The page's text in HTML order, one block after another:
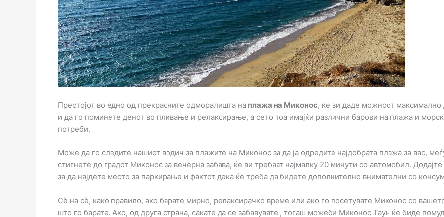
Престојот во едно од прекрасните одморалишта на плажа на Миконос, ќе ви даде можност максимално
и да го поминете денот во пливање и релаксирање, а сето тоа имајќи различни барови на плажа и
потреби.
Може да го следите нашиот водич за плажите на Миконос за да ја одредите најдобрата плажа за вас,
стигнете до градот Миконос за вечерна забава, ќе ви требаат најмалку 20 минути со автомобил.
за да најдете место за паркирање и фактот дека ќе треба да бидете дополнително внимателни со
Сè на сè, како правило, ако барате мирно, релаксирачко време или ако го посетувате Миконос со
што го барате. Ако, од друга страна, сакате да се забавувате , тогаш можеби Миконос Таун ќе биде